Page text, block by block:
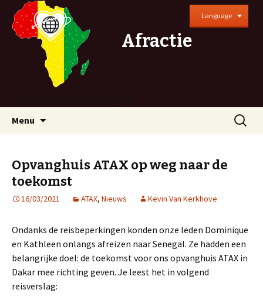
Afractie
Language
Menu
springen
Zoeken
naar:
Opvanghuis ATAX op weg naar de
toekomst
16/03/2021 ATAX, Nieuws Kevin Van Kerkhove
Ondanks de reisbeperkingen konden onze leden Dominique
en Kathleen onlangs afreizen naar Senegal. Ze hadden een
belangrijke doel: de toekomst voor ons opvanghuis ATAX in
Dakar mee richting geven. Je leest het in volgend
reisverslag: